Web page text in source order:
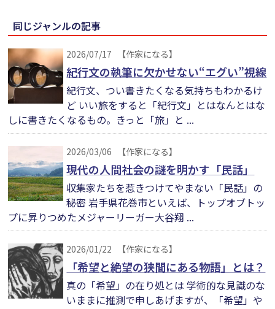
同じジャンルの記事
2026/07/17 【作家になる】
紀行文の執筆に欠かせない“エグい”視線
紀行文、つい書きたくなる気持ちもわかるけ
ど いい旅をすると「紀行文」とはなんとはな
しに書きたくなるもの。きっと「旅」と ...
2026/03/06 【作家になる】
現代の人間社会の謎を明かす「民話」
収集家たちを惹きつけてやまない「民話」の
秘密 岩手県花巻市といえば、トップオブトッ
プに昇りつめたメジャーリーガー大谷翔 ...
2026/01/22 【作家になる】
「希望と絶望の狭間にある物語」とは？
真の「希望」の在り処とは 学術的な見識のな
いままに推測で申しあげますが、「希望」や